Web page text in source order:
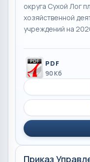
округа Сухой Лог
хозяйственной
учреждений на
PDF
90 Кб
Приказ